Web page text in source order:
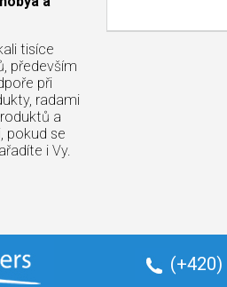
tisíce
především
při
radami
a
pokud se
i Vy.
(+420)